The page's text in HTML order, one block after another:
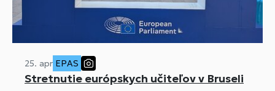
25. apr EPAS
Stretnutie európskych učiteľov v Bruseli